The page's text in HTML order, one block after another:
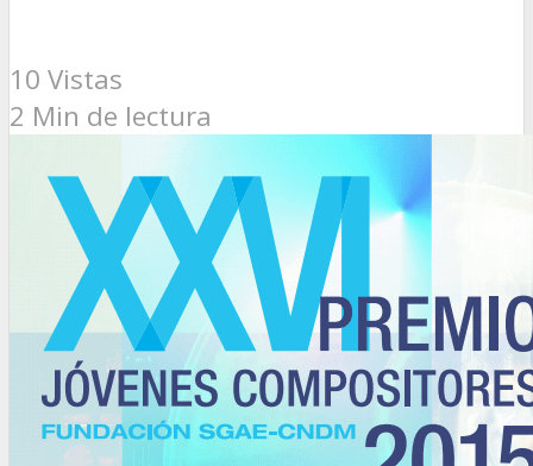
10 Vistas
2 Min de lectura